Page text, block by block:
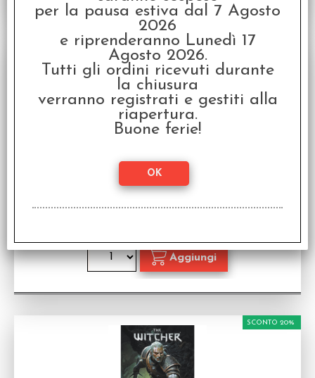
The Witcher - Signori e Feudi
Accessorio per The Witcher Gioco di Ruolo in
Italiano
SCONTO 20%
SCONTO 20%
per la pausa estiva dal 7 Agosto
2026
e riprenderanno Lunedì 17
Agosto 2026.
Tutti gli ordini ricevuti durante
la chiusura
verranno registrati e gestiti alla
riapertura.
Buone ferie!